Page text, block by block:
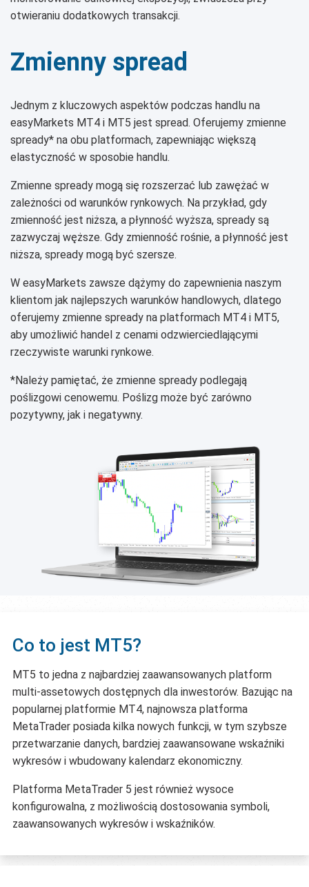
otwieraniu dodatkowych transakcji.
Zmienny spread
Jednym z kluczowych aspektów podczas handlu na
easyMarkets MT4 i MT5 jest spread. Oferujemy zmienne
spready* na obu platformach, zapewniając większą
elastyczność w sposobie handlu.
Zmienne spready mogą się rozszerzać lub zawężać w
zależności od warunków rynkowych. Na przykład, gdy
zmienność jest niższa, a płynność wyższa, spready są
zazwyczaj węższe. Gdy zmienność rośnie, a płynność jest
niższa, spready mogą być szersze.
W easyMarkets zawsze dążymy do zapewnienia naszym
klientom jak najlepszych warunków handlowych, dlatego
oferujemy zmienne spready na platformach MT4 i MT5,
aby umożliwić handel z cenami odzwierciedlającymi
rzeczywiste warunki rynkowe.
*Należy pamiętać, że zmienne spready podlegają
poślizgowi cenowemu. Poślizg może być zarówno
pozytywny, jak i negatywny.
Co to jest MT5?
MT5 to jedna z najbardziej zaawansowanych platform
multi-assetowych dostępnych dla inwestorów. Bazując na
popularnej platformie MT4, najnowsza platforma
MetaTrader posiada kilka nowych funkcji, w tym szybsze
przetwarzanie danych, bardziej zaawansowane wskaźniki
wykresów i wbudowany kalendarz ekonomiczny.
Platforma MetaTrader 5 jest również wysoce
konfigurowalna, z możliwością dostosowania symboli,
zaawansowanych wykresów i wskaźników.